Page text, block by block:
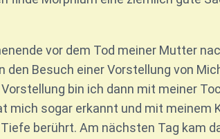
vor dem Tod meiner Mutter
den Besuch einer Vorstellung von
bin ich dann mit meiner
mich sogar erkannt und mit meinem
berührt. Am nächsten Tag kam